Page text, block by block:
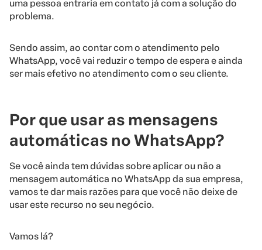
uma pessoa entraria em contato já com a solução do
problema.
Sendo assim, ao contar com o atendimento pelo
WhatsApp, você vai reduzir o tempo de espera e ainda
ser mais efetivo no atendimento com o seu cliente.
Por que usar as mensagens
automáticas no WhatsApp?
Se você ainda tem dúvidas sobre aplicar ou não a
mensagem automática no WhatsApp da sua empresa,
vamos te dar mais razões para que você não deixe de
usar este recurso no seu negócio.
Vamos lá?